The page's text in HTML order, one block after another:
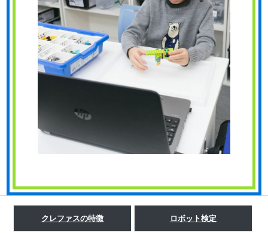
クレファスの特徴 ロボット検定